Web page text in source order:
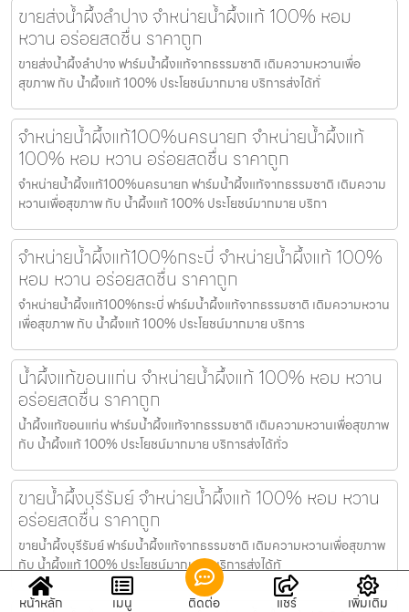
ขายส่งน้ำผึ้งลำปาง จำหน่ายน้ำผึ้งแท้ 100% หอม
หวาน อร่อยสดชื่น ราคาถูก
ขายส่งน้ำผึ้งลำปาง ฟาร์มน้ำผึ้งแท้จากธรรมชาติ เติมความหวานเพื่อ
สุขภาพ กับ น้ำผึ้งแท้ 100% ประโยชน์มากมาย บริการส่งได้ทั่
จำหน่ายน้ำผึ้งแท้100%นครนายก จำหน่ายน้ำผึ้งแท้
100% หอม หวาน อร่อยสดชื่น ราคาถูก
จำหน่ายน้ำผึ้งแท้100%นครนายก ฟาร์มน้ำผึ้งแท้จากธรรมชาติ เติมความ
หวานเพื่อสุขภาพ กับ น้ำผึ้งแท้ 100% ประโยชน์มากมาย บริกา
จำหน่ายน้ำผึ้งแท้100%กระบี่ จำหน่ายน้ำผึ้งแท้ 100%
หอม หวาน อร่อยสดชื่น ราคาถูก
จำหน่ายน้ำผึ้งแท้100%กระบี่ ฟาร์มน้ำผึ้งแท้จากธรรมชาติ เติมความหวาน
เพื่อสุขภาพ กับ น้ำผึ้งแท้ 100% ประโยชน์มากมาย บริการ
น้ำผึ้งแท้ขอนแก่น จำหน่ายน้ำผึ้งแท้ 100% หอม หวาน
อร่อยสดชื่น ราคาถูก
น้ำผึ้งแท้ขอนแก่น ฟาร์มน้ำผึ้งแท้จากธรรมชาติ เติมความหวานเพื่อสุขภาพ
กับ น้ำผึ้งแท้ 100% ประโยชน์มากมาย บริการส่งได้ทั่ว
ขายน้ำผึ้งบุรีรัมย์ จำหน่ายน้ำผึ้งแท้ 100% หอม หวาน
อร่อยสดชื่น ราคาถูก
ขายน้ำผึ้งบุรีรัมย์ ฟาร์มน้ำผึ้งแท้จากธรรมชาติ เติมความหวานเพื่อสุขภาพ
กับ น้ำผึ้งแท้ 100% ประโยชน์มากมาย บริการส่งได้ทั
หน้าหลัก เมนู ติดต่อ แชร์ เพิ่มเติม